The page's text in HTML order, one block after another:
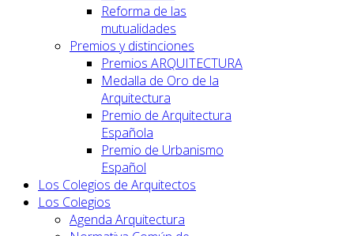
Reforma de las
mutualidades
Premios y distinciones
Premios ARQUITECTURA
Medalla de Oro de la
Arquitectura
Premio de Arquitectura
Española
Premio de Urbanismo
Español
Los Colegios de Arquitectos
Los Colegios
Agenda Arquitectura